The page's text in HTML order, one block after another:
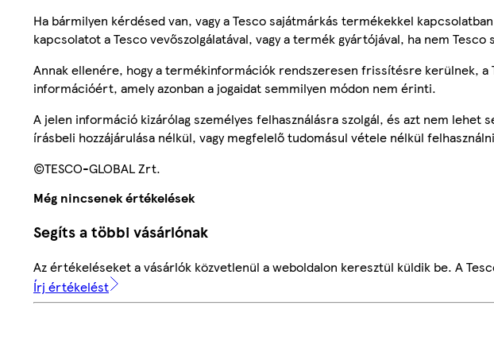
Ha bármilyen kérdésed van, vagy a Tesco sajátmárkás termékekkel
kapcsolatot a Tesco vevőszolgálatával, vagy a termék gyártójával, ha nem
Annak ellenére, hogy a termékinformációk rendszeresen frissítésre kerülnek,
információért, amely azonban a jogaidat semmilyen módon nem érinti.
A jelen információ kizárólag személyes felhasználásra szolgál, és azt nem lehet
írásbeli hozzájárulása nélkül, vagy megfelelő tudomásul vétele nélkül
©TESCO-GLOBAL Zrt.
Még nincsenek értékelések
Segíts a többi vásárlónak
Az értékeléseket a vásárlók közvetlenül a weboldalon keresztül küldik be. A
Írj értékelést